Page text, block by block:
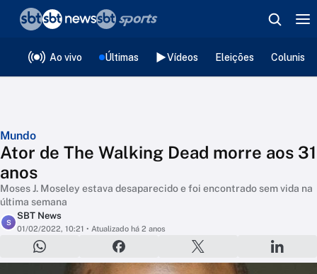
Ao vivo Últimas Vídeos Eleições
Mundo
Ator de The Walking Dead morre aos 31
anos
Moses J. Moseley estava desaparecido e foi encontrado sem vida na
última semana
S
SBT News
01/02/2022, 10:21 • Atualizado há 2 anos
❮voltar
Editorias